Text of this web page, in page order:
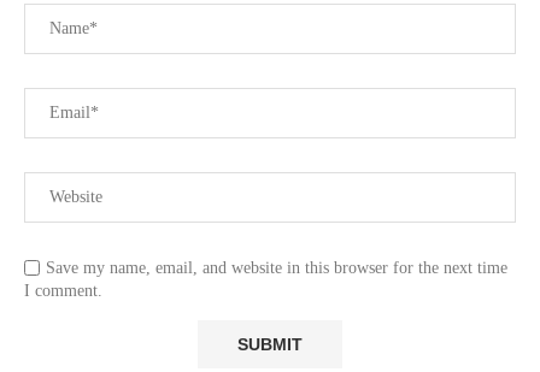
Save my name, email, and website in this browser for the next time
I comment.